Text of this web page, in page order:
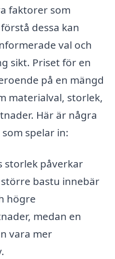
faktorer som
dessa kan
val och
sikt. Priset för en
på en mängd
materialval, storlek,
Här är några
spelar in:
storlek påverkar
bastu innebär
högre
medan en
vara mer